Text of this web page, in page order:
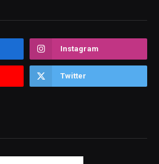
Instagram
Twitter